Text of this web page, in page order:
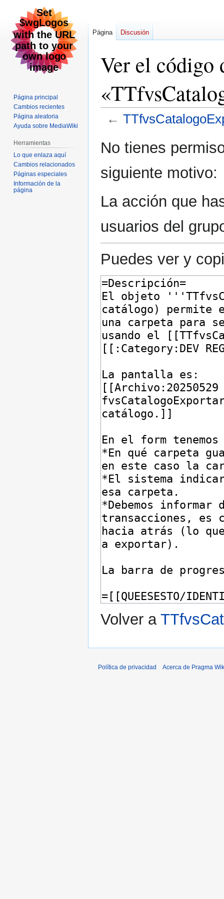
Ver el código
←
a
navegación
a
búsqueda
No tienes
siguiente motivo:
La acción que
usuarios del
Puedes ver y
Volver a
Página Discusión
Página principal
Cambios recientes
Página aleatoria
Ayuda sobre MediaWiki
Herramientas
Lo que enlaza aquí
Cambios relacionados
Páginas especiales
Información de la
página
Política de privacidad Acerca de Pragma